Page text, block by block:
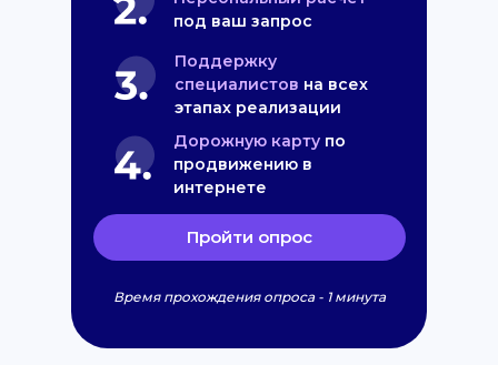
под ваш запрос
Поддержку
специалистов на всех
этапах реализации
Дорожную карту по
продвижению в
интернете
Пройти опрос
Время прохождения опроса - 1 минута